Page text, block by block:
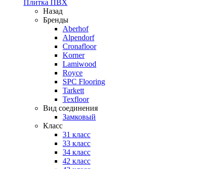
Плитка ПВХ
Назад
Бренды
Aberhof
Alpendorf
Cronafloor
Korner
Lamiwood
Royce
SPC Flooring
Tarkett
Texfloor
Вид соединения
Замковый
Класс
31 класс
33 класс
34 класс
42 класс